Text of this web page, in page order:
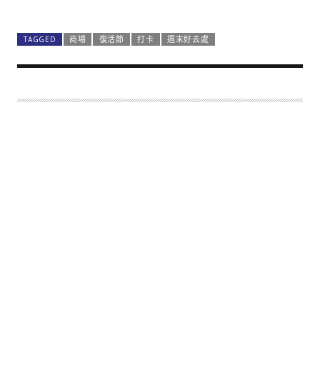
TAGGED 商場 復活節 打卡 週末好去處